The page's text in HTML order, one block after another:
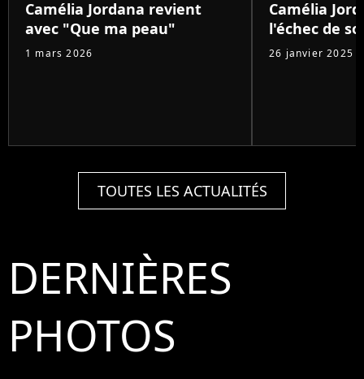
Camélia Jordana revient
avec "Que ma peau"
1 mars 2026
Camélia
l'échec de
26 janvier 2025
TOUTES LES ACTUALITÉS
DERNIÈRES
PHOTOS